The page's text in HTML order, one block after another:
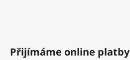
Přijímáme online platby